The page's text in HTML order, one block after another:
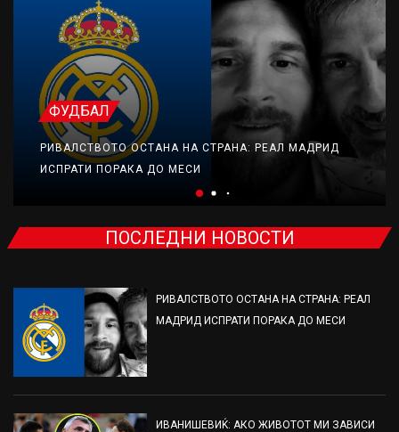
ФУДБАЛ
РИВАЛСТВОТО ОСТАНА НА СТРАНА: РЕАЛ МАДРИД
ИСПРАТИ ПОРАКА ДО МЕСИ
ПОСЛЕДНИ НОВОСТИ
РИВАЛСТВОТО ОСТАНА НА СТРАНА: РЕАЛ
МАДРИД ИСПРАТИ ПОРАКА ДО МЕСИ
ИВАНИШЕВИЌ: АКО ЖИВОТОТ МИ ЗАВИСИ